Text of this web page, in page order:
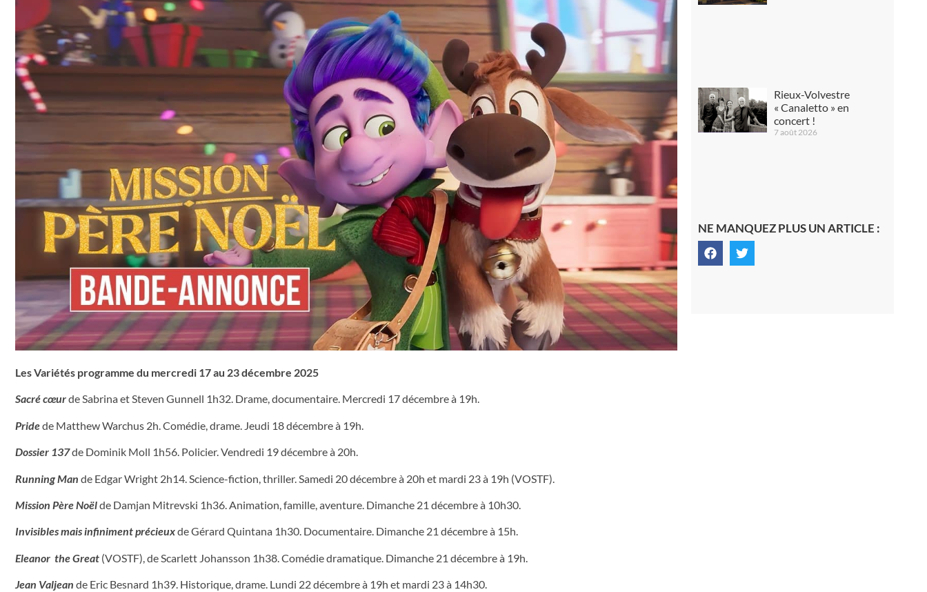
Les Variétés programme du mercredi 17 au 23 décembre 2025
Sacré cœurde Sabrina et Steven Gunnell 1h32. Drame, documentaire. Mercredi 17 décembre à 19h.
Pridede Matthew Warchus 2h. Comédie, drame. Jeudi 18 décembre à 19h.
Dossier 137de Dominik Moll 1h56. Policier. Vendredi 19 décembre à 20h.
Running Man de Edgar Wright 2h14. Science-fiction, thriller. Samedi 20 décembre à 20h et mardi 23 à 19h (VOSTF).
Mission Père Noëlde Damjan Mitrevski 1h36. Animation, famille, aventure. Dimanche 21 décembre à 10h30.
Invisibles mais infiniment précieuxde Gérard Quintana 1h30. Documentaire. Dimanche 21 décembre à 15h.
Eleanor the Great (VOSTF), de Scarlett Johansson 1h38. Comédie dramatique. Dimanche 21 décembre à 19h.
Jean Valjean de Eric Besnard 1h39. Historique, drame. Lundi 22 décembre à 19h et mardi 23 à 14h30.
Rieux-Volvestre
« Canaletto » en
concert !
7 août 2026
NE MANQUEZ PLUS UN ARTICLE :